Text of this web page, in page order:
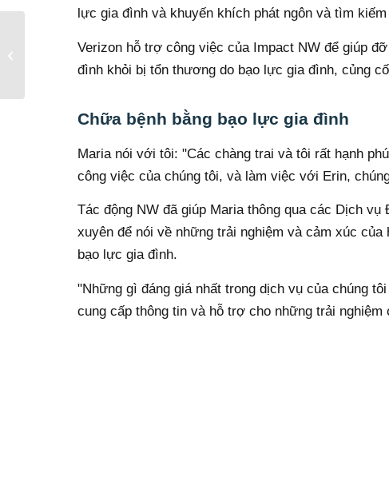
lực gia đình và khuyến khích phát ngôn và tìm
Verizon hỗ trợ công việc của Impact NW để giúp
đình khỏi bị tổn thương do bạo lực gia đình, củng
Chữa bệnh bằng bạo lực gia đình
Maria nói với tôi: "Các chàng trai và tôi rất hạnh
công việc của chúng tôi, và làm việc với Erin,
Tác động NW đã giúp Maria thông qua các Dịch
xuyên để nói về những trải nghiệm và cảm xúc
bạo lực gia đình.
"Những gì đáng giá nhất trong dịch vụ của chúng
cung cấp thông tin và hỗ trợ cho những trải
mới cho ảnh hưởng